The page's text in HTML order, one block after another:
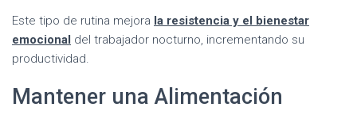
Este tipo de rutina mejora la resistencia y el bienestar
emocional del trabajador nocturno, incrementando su
productividad.
Mantener una Alimentación